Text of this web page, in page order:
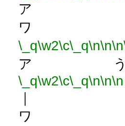
ア
ワ
\_q\w2\c\_q\n\n\n
ア う
\_q\w2\c\_q\n\n\n
ワ